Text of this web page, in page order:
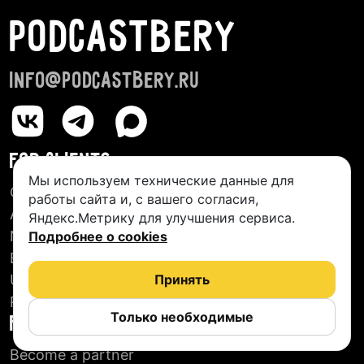
PODCASTBERY
info@podcastbery.ru
FOR CLIENTS
Creative Studios
About us
New Podcasts
Blog
User agreement
Reviews
FOR PARTNERS
Become a partner
Мы используем технические данные для
работы сайта и, с вашего согласия,
Яндекс.Метрику для улучшения сервиса.
Подробнее о cookies
Только необходимые
Принять